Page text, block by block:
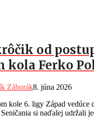
od
kola Ferko
Záhorák8. júna 2026
kole 6. ligy Západ vedúce
Seničania si naďalej udržali